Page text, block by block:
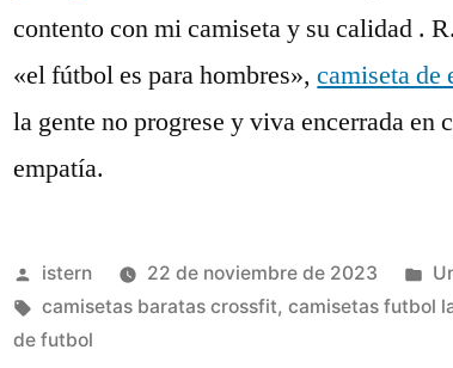
contento con mi camiseta y su calidad .
«el fútbol es para hombres»,camiseta de
la gente no progrese y viva encerrada en
empatía.
Publicado
por
istern 22 de noviembre de 2023
en
Etiquetas:
camisetas baratas crossfit,camisetas futbol
de futbol